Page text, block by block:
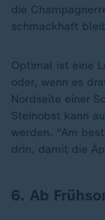
die
schmackhaft
Optimal ist eine
oder, wenn es
Nordseite einer
Steinobst kann
werden. "Am
drin, damit die
6. Ab